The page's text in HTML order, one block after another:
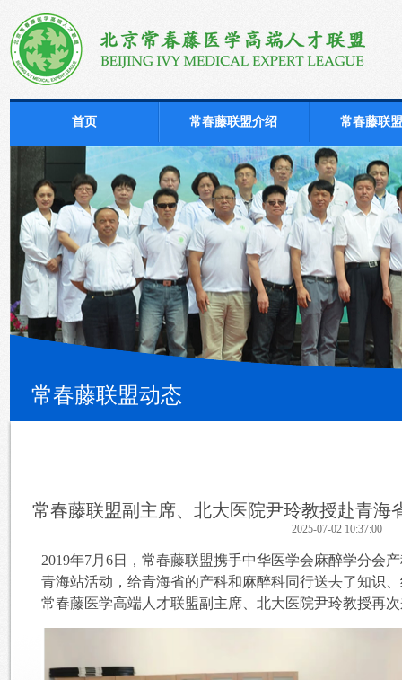
首页 常春藤联盟介绍 常春藤联
常春藤联盟动态
常春藤联盟副主席、北大医院尹玲教授赴青海
2025-07-02 10:37:00
2019年7月6日，常春藤联盟携手中华医学会麻醉学分会
青海站活动，给青海省的产科和麻醉科同行送去了知识
常春藤医学高端人才联盟副主席、北大医院尹玲教授再